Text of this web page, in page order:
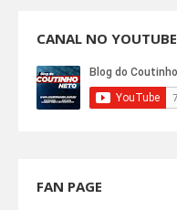
CANAL NO YOUTUBE
FAN PAGE